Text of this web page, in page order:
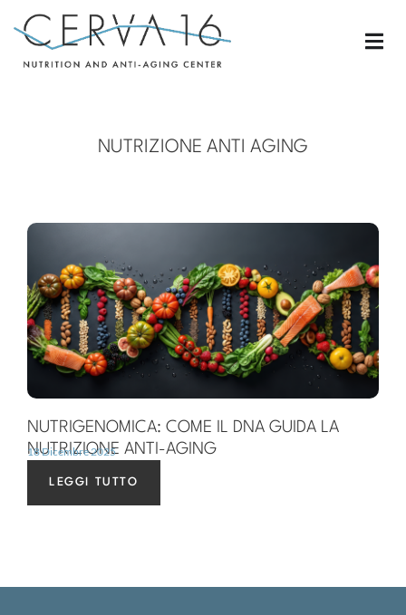
NUTRIZIONE ANTI AGING
NUTRIGENOMICA: COME IL DNA GUIDA LA
NUTRIZIONE ANTI-AGING
18 Dicembre 2025
LEGGI TUTTO